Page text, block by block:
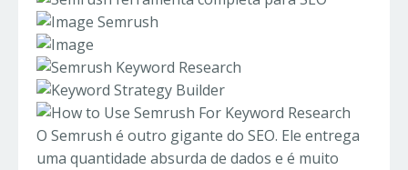
O Semrush é outro gigante do SEO. Ele entrega
uma quantidade absurda de dados e é muito